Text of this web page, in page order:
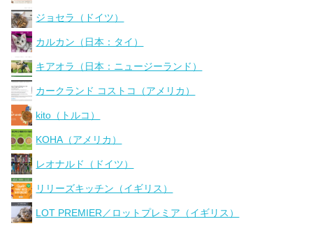
ジョセラ（ドイツ）
カルカン（日本：タイ）
キアオラ（日本：ニュージーランド）
カークランド コストコ（アメリカ）
kito（トルコ）
KOHA（アメリカ）
レオナルド（ドイツ）
リリーズキッチン（イギリス）
LOT PREMIER／ロットプレミア（イギリス）